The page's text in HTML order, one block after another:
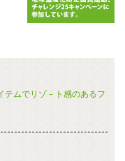
テムでリゾ－ト感のあるフ